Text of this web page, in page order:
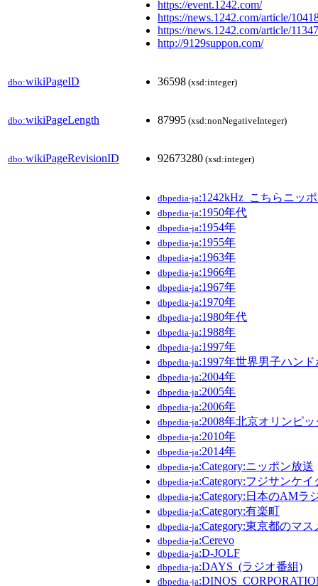
https://event.1242.com/
https://news.1242.com/article/
https://news.1242.com/article/
http://9129suppon.com/
dbo:wikiPageID 36598 (xsd:integer)
dbo:wikiPageLength 87995 (xsd:nonNegativeInteger)
dbo:wikiPageRevisionID 92673280 (xsd:integer)
dbpedia-ja:1242kHz_こちらニッ
dbpedia-ja:1950年代
dbpedia-ja:1954年
dbpedia-ja:1955年
dbpedia-ja:1963年
dbpedia-ja:1966年
dbpedia-ja:1967年
dbpedia-ja:1970年
dbpedia-ja:1980年代
dbpedia-ja:1988年
dbpedia-ja:1997年
dbpedia-ja:1997年世界男子ハン
dbpedia-ja:2004年
dbpedia-ja:2005年
dbpedia-ja:2006年
dbpedia-ja:2008年北京オリンピッ
dbpedia-ja:2010年
dbpedia-ja:2014年
dbpedia-ja:Category:ニッポン放送
dbpedia-ja:Category:フジサンケ
dbpedia-ja:Category:日本のAMラ
dbpedia-ja:Category:有楽町
dbpedia-ja:Category:東京都のマ
dbpedia-ja:Cerevo
dbpedia-ja:D-JOLF
dbpedia-ja:DAYS_(ラジオ番組)
dbpedia-ja